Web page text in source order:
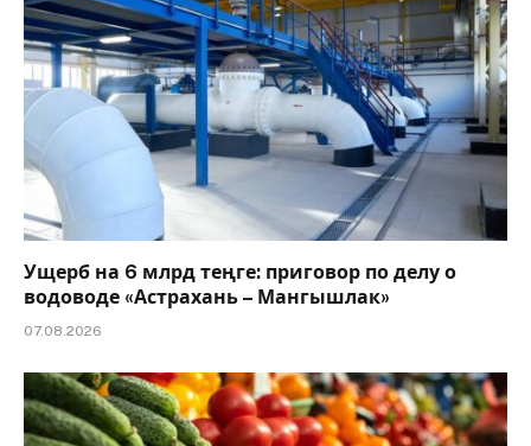
Ущерб на 6 млрд теңге: приговор по делу о
водоводе «Астрахань – Мангышлак»
07.08.2026